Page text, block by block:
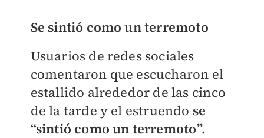
Se sintió como un terremoto
Usuarios de redes sociales
comentaron que escucharon el
estallido alrededor de las cinco
de la tarde y el estruendo se
“sintió como un terremoto”.